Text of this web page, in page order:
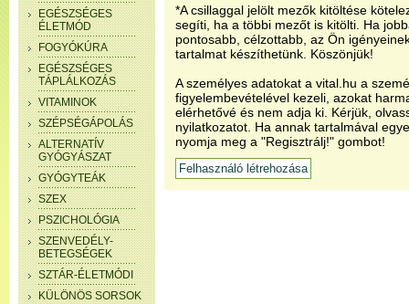
EGÉSZSÉGES
ÉLETMÓD
FOGYÓKÚRA
EGÉSZSÉGES
TÁPLÁLKOZÁS
VITAMINOK
SZÉPSÉGÁPOLÁS
ALTERNATÍV
GYÓGYÁSZAT
GYÓGYTEÁK
SZEX
PSZICHOLÓGIA
SZENVEDÉLY-
BETEGSÉGEK
SZTÁR-ÉLETMÓDI
KÜLÖNÖS SORSOK
*A csillaggal jelölt mezők kitöltése
segíti, ha a többi mezőt is kitölti. Ha
pontosabb, célzottabb, az Ön
tartalmat készíthetünk. Köszönjük!
A személyes adatokat a vital.hu a
figyelembevételével kezeli, azokat
elérhetővé és nem adja ki. Kérjük,
nyilatkozatot. Ha annak tartalmával
nyomja meg a "Regisztrálj!" gombot!